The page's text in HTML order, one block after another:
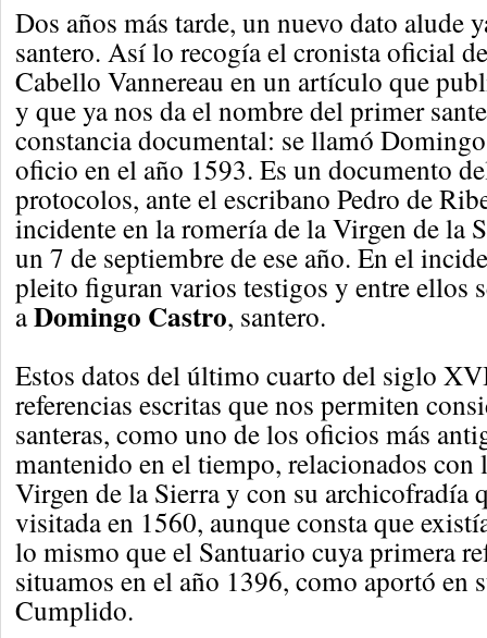
Dos años más tarde, un nuevo dato alude
santero. Así lo recogía el cronista oficial
Cabello Vannereau en un artículo que
y que ya nos da el nombre del primer
constancia documental: se llamó
oficio en el año 1593. Es un documento
protocolos, ante el escribano Pedro de
incidente en la romería de la Virgen de la
un 7 de septiembre de ese año. En el
pleito figuran varios testigos y entre ellos
aDomingo Castro, santero.
Estos datos del último cuarto del siglo
referencias escritas que nos permiten
santeras, como uno de los oficios más
mantenido en el tiempo, relacionados con
Virgen de la Sierra y con su archicofradía
visitada en 1560, aunque consta que
lo mismo que el Santuario cuya primera
situamos en el año 1396, como aportó en
Cumplido.